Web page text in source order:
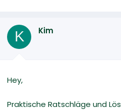
K Kim
Hey,
Praktische Ratschläge und